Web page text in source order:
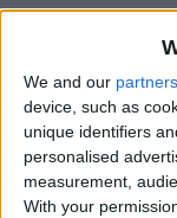
We and our partners
device, such as
unique identifiers
personalised
measurement,
With your
de l’arbitrage,
forçant le portier
faute sur lui. Dans
DTA est revenue
l’instance a validé